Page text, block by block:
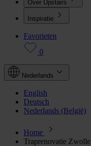
Over Upstairs
Inspiratie
Favorieten
0
Nederlands
English
Deutsch
Nederlands (België)
Home
Traprenovatie Zwolle